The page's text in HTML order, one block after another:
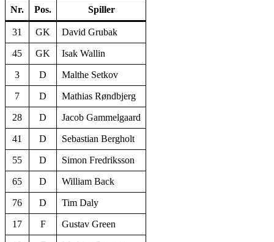
Nr. Pos. Spiller
31 GK David Grubak
45 GK Isak Wallin
3 D Malthe Setkov
7 D Mathias Røndbjerg
28 D Jacob Gammelgaard
41 D Sebastian Bergholt
55 D Simon Fredriksson
65 D William Back
76 D Tim Daly
17 F Gustav Green